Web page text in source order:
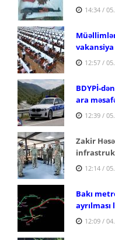
14:34 /
vakansiya
12:57 /
BDYPİ-
ara
12:39 /
Zakir
12:14 /
Bakı
12:09 /